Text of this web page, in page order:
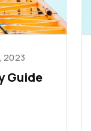
2023
Guide